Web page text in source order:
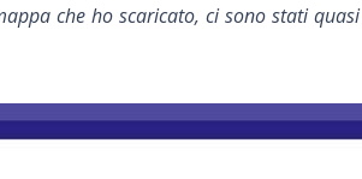
che ho scaricato, ci sono stati